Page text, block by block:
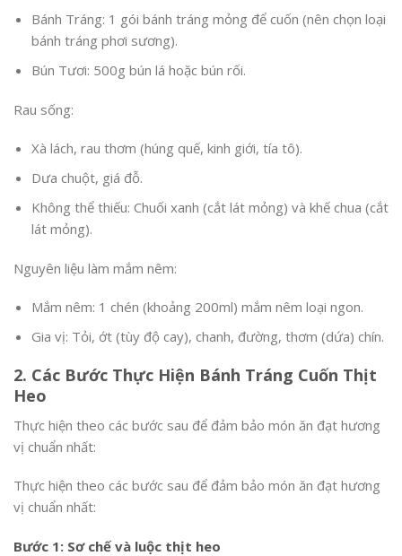
Bánh Tráng: 1 gói bánh tráng mỏng để cuốn (nên chọn loại
bánh tráng phơi sương).
Bún Tươi: 500g bún lá hoặc bún rối.
Rau sống:
Xà lách, rau thơm (húng quế, kinh giới, tía tô).
Dưa chuột, giá đỗ.
Không thể thiếu: Chuối xanh (cắt lát mỏng) và khế chua (cắt
lát mỏng).
Nguyên liệu làm mắm nêm:
Mắm nêm: 1 chén (khoảng 200ml) mắm nêm loại ngon.
Gia vị: Tỏi, ớt (tùy độ cay), chanh, đường, thơm (dứa) chín.
2. Các Bước Thực Hiện Bánh Tráng Cuốn Thịt
Heo
Thực hiện theo các bước sau để đảm bảo món ăn đạt hương
vị chuẩn nhất:
Thực hiện theo các bước sau để đảm bảo món ăn đạt hương
vị chuẩn nhất:
Bước 1: Sơ chế và luộc thịt heo